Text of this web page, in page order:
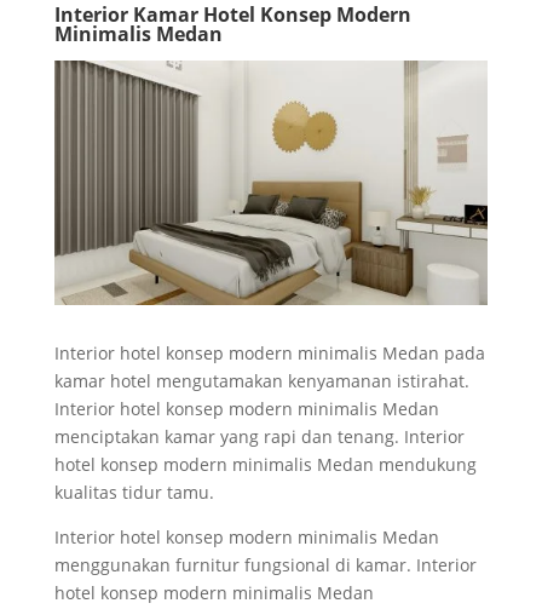
Interior Kamar Hotel Konsep Modern
Minimalis Medan
Interior hotel konsep modern minimalis Medan pada
kamar hotel mengutamakan kenyamanan istirahat.
Interior hotel konsep modern minimalis Medan
menciptakan kamar yang rapi dan tenang. Interior
hotel konsep modern minimalis Medan mendukung
kualitas tidur tamu.
Interior hotel konsep modern minimalis Medan
menggunakan furnitur fungsional di kamar. Interior
hotel konsep modern minimalis Medan